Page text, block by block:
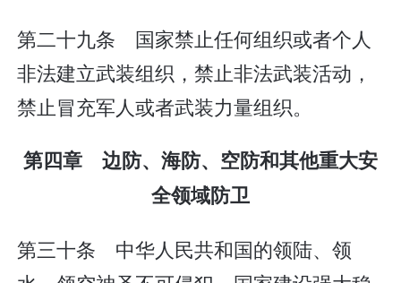
第二十九条 国家禁止任何组织或者个人
非法建立武装组织，禁止非法武装活动，
禁止冒充军人或者武装力量组织。
第四章 边防、海防、空防和其他重大安
全领域防卫
第三十条 中华人民共和国的领陆、领